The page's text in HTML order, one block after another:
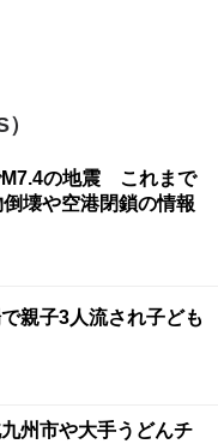
M7.4の地震 これまで
壊や空港閉鎖の情報
親子3人流され子ども
州市や大手うどんチ